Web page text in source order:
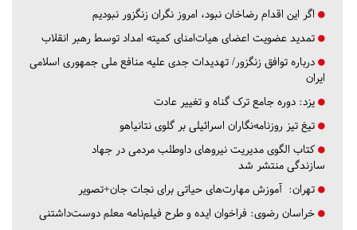
اگر این اقدام رضاخان نبود، امروز نگران زنگزور نبودیم
تمدید عضویت اعضای هیات‌امنای کمیته امداد توسط رهبر انقلاب
درباره توافق زنگزور/ تهدیدات جدی علیه منافع ملی جمهوری اسلامی
ایران
یزد: دوره جامع ترک گناه و تغییر عادت
تیغ تیز روزنامه‌نگاران اسرائیلی بر گلوی نتانیاهو
کتاب الگوی مدیریت نیروهای داوطلب مردمی در جهاد
سازندگی منتشر شد
تهران: آموزش مهارت‌های حیاتی برای نجات جان+تصویر
خراسان رضوی: فراخوان ایده و طرح فیلم‌نامه معلم دوست‌داشتنی